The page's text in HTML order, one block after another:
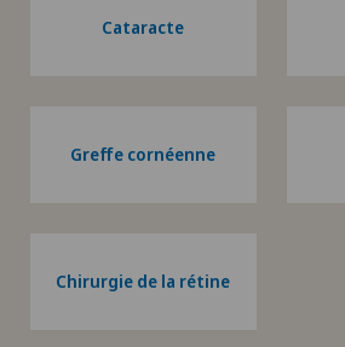
Cataracte
Greffe cornéenne
Chirurgie de la rétine